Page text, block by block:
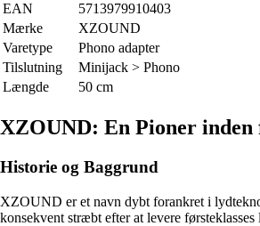
EAN
5713979910403
Mærke
XZOUND
Varetype
Phono adapter
Tilslutning
Minijack > Phono
Længde
50 cm
XZOUND: En Pioner
Historie og Baggrund
XZOUND er et navn dybt forankret i
konsekvent stræbt efter at levere